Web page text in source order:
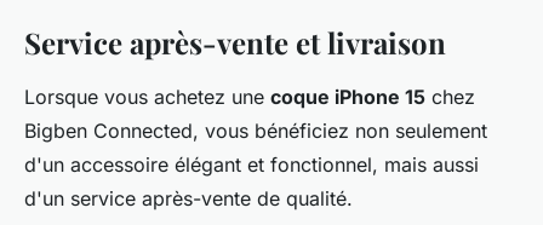
Service après-vente et livraison
Lorsque vous achetez une coque iPhone 15 chez
Bigben Connected, vous bénéficiez non seulement
d'un accessoire élégant et fonctionnel, mais aussi
d'un service après-vente de qualité.